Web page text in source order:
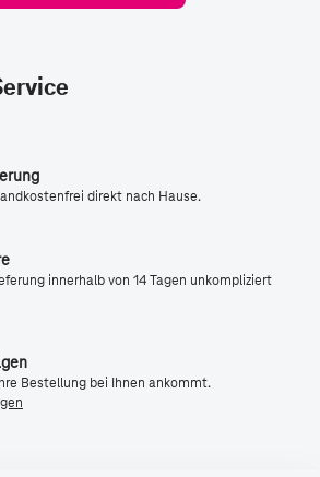
direkt nach Hause.
innerhalb von 14 Tagen unkompliziert
Bestellung bei Ihnen ankommt.